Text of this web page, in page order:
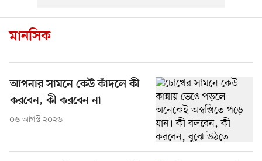
মানসিক
আপনার সামনে কেউ কাঁদলে কী
করবেন, কী করবেন না
০৬ আগস্ট ২০২৬